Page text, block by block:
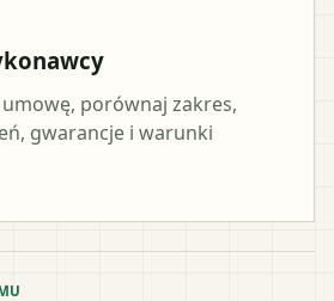
porównaj zakres,
gwarancje i warunki